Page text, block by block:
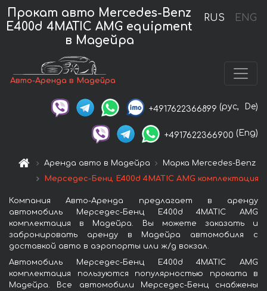
RUS ENG
Прокат авто Mercedes-Benz
E400d 4MATIC AMG equipment
в Мадейра
Авто-Аренда в Мадейра
+4917622366899 (рус, De)
+4917622366900 (Eng)
Аренда авто в Мадейра
Марка Mercedes-Benz
Мерседес-Бенц E400d 4MATIC AMG комплектация
Компания Авто-Аренда предлагает в аренду
автомобиль Мерседес-Бенц E400d 4MATIC AMG
комплектация в Мадейра. Вы можете заказать и
забронировать аренду в Мадейра автомобиля с
доставкой авто в аэропорты или ж/д вокзал.
Автомобиль Мерседес-Бенц E400d 4MATIC AMG
комплектация пользуются популярностью проката в
Мадейра. Все автомобили Мерседес-Бенц снабжены